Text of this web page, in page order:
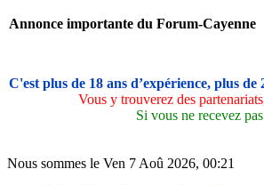
Annonce importante du Forum-Cayenne
C'est plus de 18 ans d’expérience, plus
Vous y trouverez des
Si vous ne recevez
Nous sommes le Ven 7 Aoû 2026, 00:21